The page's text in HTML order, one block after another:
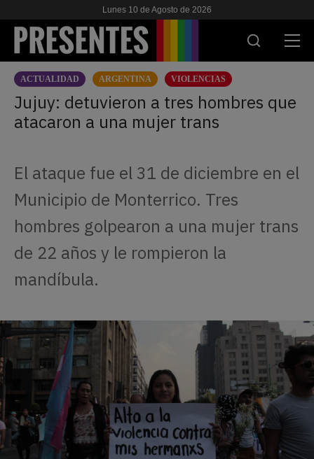
Lunes 10 de Agosto de 2026
ACTUALIDAD
INVESTIGACIONES
ESCUELA
NOSOTRES
APOYANOS
ACTUALIDAD ARGENTINA VIOLENCIAS
Jujuy: detuvieron a tres hombres que
atacaron a una mujer trans
El ataque fue el 31 de diciembre en el
Municipio de Monterrico. Tres
hombres golpearon a una mujer trans
de 22 años y le rompieron la
mandíbula.